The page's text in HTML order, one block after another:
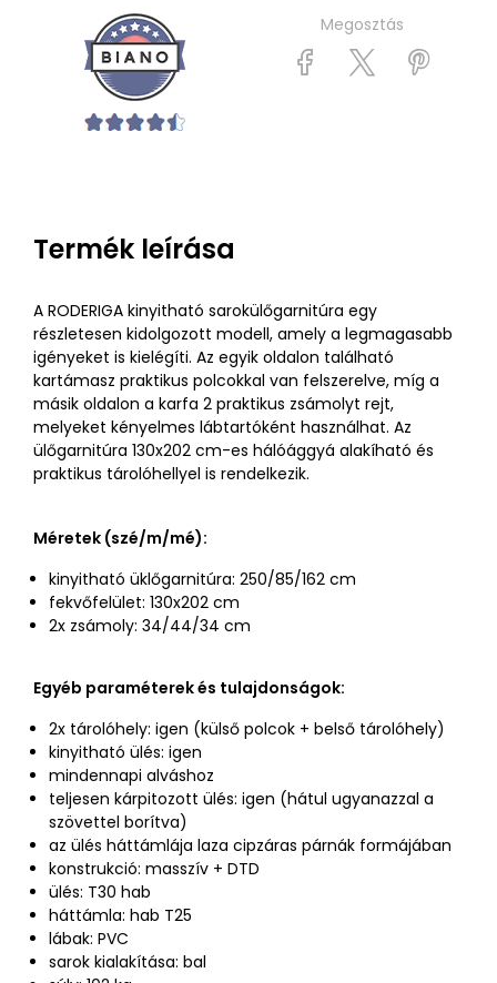
Megosztás
Termék leírása
A RODERIGA kinyitható sarokülőgarnitúra egy
részletesen kidolgozott modell, amely a legmagasabb
igényeket is kielégíti. Az egyik oldalon található
kartámasz praktikus polcokkal van felszerelve, míg a
másik oldalon a karfa 2 praktikus zsámolyt rejt,
melyeket kényelmes lábtartóként használhat. Az
ülőgarnitúra 130x202 cm-es hálóággyá alakíható és
praktikus tárolóhellyel is rendelkezik.
Méretek (szé/m/mé):
kinyitható üklőgarnitúra: 250/85/162 cm
fekvőfelület: 130x202 cm
2x zsámoly: 34/44/34 cm
Egyéb paraméterek és tulajdonságok:
2x tárolóhely: igen (külső polcok + belső tárolóhely)
kinyitható ülés: igen
mindennapi alváshoz
teljesen kárpitozott ülés: igen (hátul ugyanazzal a
szövettel borítva)
az ülés háttámlája laza cipzáras párnák formájában
konstrukció: masszív + DTD
ülés: T30 hab
háttámla: hab T25
lábak: PVC
sarok kialakítása: bal